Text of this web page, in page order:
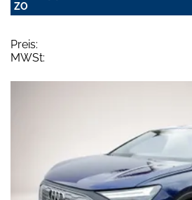
ZO
Preis:
MWSt: